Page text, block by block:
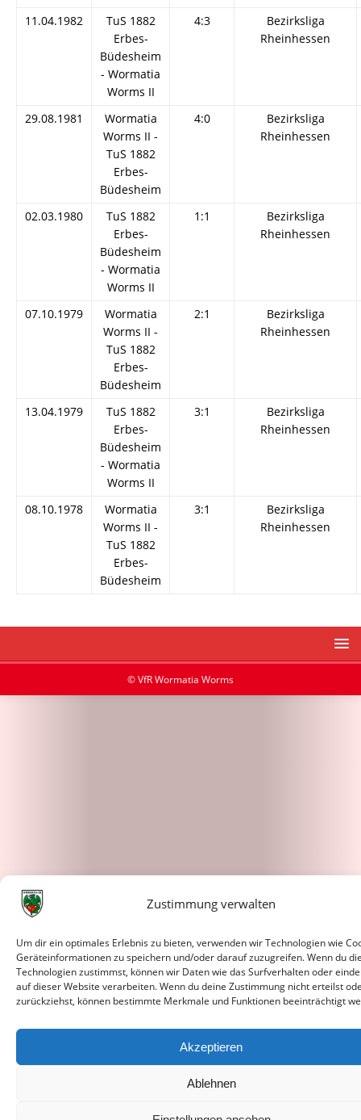
Zustimmung verwalten
Um dir ein optimales Erlebnis zu bieten, verwenden wir Technologien wie
Geräteinformationen zu speichern und/oder darauf zuzugreifen. Wenn du
Technologien zustimmst, können wir Daten wie das Surfverhalten oder
auf dieser Website verarbeiten. Wenn du deine Zustimmung nicht erteilst
zurückziehst, können bestimmte Merkmale und Funktionen beeinträchtigt
Akzeptieren
Ablehnen
11.04.1982
TuS 1882
Erbes-
Büdesheim
- Wormatia
Worms II
4:3
Bezirksliga
Rheinhessen
29.08.1981
Wormatia
Worms II -
TuS 1882
Erbes-
Büdesheim
4:0
Bezirksliga
Rheinhessen
02.03.1980
TuS 1882
Erbes-
Büdesheim
- Wormatia
Worms II
1:1
Bezirksliga
Rheinhessen
07.10.1979
Wormatia
Worms II -
TuS 1882
Erbes-
Büdesheim
2:1
Bezirksliga
Rheinhessen
13.04.1979
TuS 1882
Erbes-
Büdesheim
- Wormatia
Worms II
3:1
Bezirksliga
Rheinhessen
08.10.1978
Wormatia
Worms II -
TuS 1882
Erbes-
Büdesheim
3:1
Bezirksliga
Rheinhessen
© VfR Wormatia Worms